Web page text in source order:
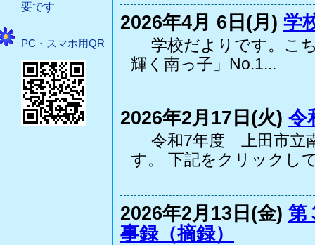
要です
PC・スマホ用QR
2026年4月 6日(月) 学
学校だよりです。こ
輝く南っ子」No.1...
2026年2月17日(火) 令
令和7年度 上田市立
す。 下記をクリックし
2026年2月13日(金) 第
事録（摘録）